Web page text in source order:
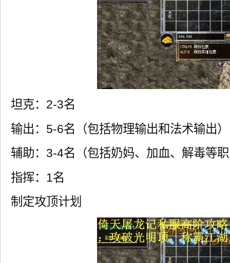
坦克：2-3名
输出：5-6名（包括物理输出和法术输出）
辅助：3-4名（包括奶妈、加血、解毒等
指挥：1名
制定攻顶计划